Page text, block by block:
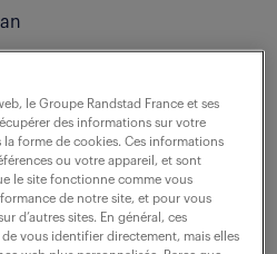
dans ses fonctions ? Dans le
chargé(e) de la gestion et
liés...
le Groupe Randstad France et ses
des informations sur votre
forme de cookies. Ces informations
ou votre appareil, et sont
le site fonctionne comme vous
de notre site, et pour vous
d’autres sites. En général, ces
vous identifier directement, mais elles